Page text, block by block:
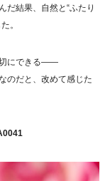
だ結果、自然と“ふたり
。
切にできる――
のだと、改めて感じた